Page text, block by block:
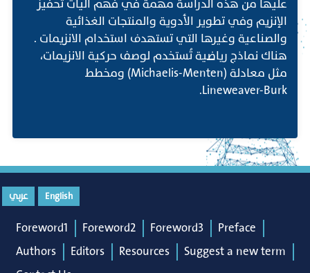
عليها من هذه الدراسة مهمة في فهم آليات تحفيز
الإنزيم وفي تطوير الأدوية والمنتجات الغذائية
والصناعية وغيرها التي تستهدف استخدام الانزيمات .
هناك نماذج رياضية تُستخدم لوصف حركية الانزيمات،
مثل معادلة (Michaelis-Menten) ومخطط
Lineweaver-Burk.
English عربي
Foreword1 Foreword2 Foreword3
Preface
Authors
Editors Resources
Suggest a new term